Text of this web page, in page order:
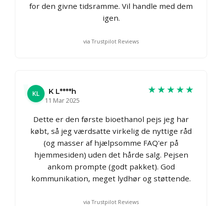
for den givne tidsramme. Vil handle med dem
igen.
via Trustpilot Reviews
KL
K L****h
11 Mar 2025
★★★★★
Dette er den første bioethanol pejs jeg har
købt, så jeg værdsatte virkelig de nyttige råd
(og masser af hjælpsomme FAQ'er på
hjemmesiden) uden det hårde salg. Pejsen
ankom prompte (godt pakket). God
kommunikation, meget lydhør og støttende.
via Trustpilot Reviews